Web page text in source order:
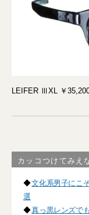
LEIFER ⅢXL ￥
カッコつけてみえ
◆文化系男子にこ
選
◆真っ黒レンズで